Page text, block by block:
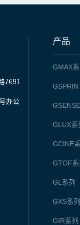
7691
办公
产品
GMAX
GLUX系
GCINE
GTOF
GL 系列
GXS系
GIR系列